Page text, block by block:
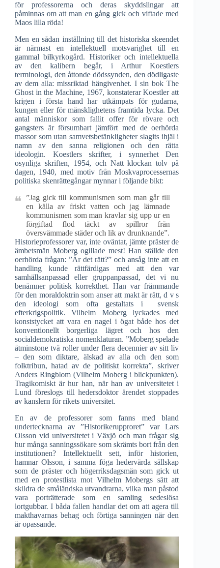
för professorerna och deras skyddslingar att
påminnas om att man en gång gick och viftade med
Maos lilla röda!
Men en sådan inställning till det historiska skeendet
är närmast en intellektuell motsvarighet till en
gammal bilkyrkogård. Historiker och intellektuella
av den kalibern begår, i Arthur Koestlers
terminologi, den åttonde dödssynden, den dödligaste
av dem alla: missriktad hängivenhet. I sin bok The
Ghost in the Machine, 1967, konstaterar Koestler att
krigen i första hand har utkämpats för gudarna,
kungen eller för mänsklighetens framtida lycka. Det
antal människor som fallit offer för rövare och
gangsters är försumbart jämfört med de oerhörda
massor som utan samvetsbetänkligheter slagits ihjäl i
namn av den sanna religionen och den rätta
ideologin. Koestlers skrifter, i synnerhet Den
osynliga skriften, 1954, och Natt klockan tolv på
dagen, 1940, med motiv från Moskvaprocessernas
politiska skenrättegångar mynnar i följande bikt:
”Jag gick till kommunismen som man går till
en källa av friskt vatten och jag lämnade
kommunismen som man kravlar sig upp ur en
förgiftad flod täckt av spillror från
översvämmade städer och lik av drunknande”.
Historieprofessorer var, inte oväntat, jämte präster de
ämbetsmän Moberg ogillade mest! Han ställde den
oerhörda frågan: ”Är det rätt?” och ansåg inte att en
handling kunde rättfärdigas med att den var
samhällsanpassad eller gruppanpassad, det vi nu
benämner politisk korrekthet. Han var främmande
för den moraldoktrin som anser att makt är rätt, d v s
den ideologi som ofta gestaltats i svensk
efterkrigspolitik. Vilhelm Moberg lyckades med
konststycket att vara en nagel i ögat både hos det
konventionellt borgerliga lägret och hos den
socialdemokratiska nomenklaturan. ”Moberg spelade
åtminstone två roller under flera decennier av sitt liv
– den som diktare, älskad av alla och den som
folktribun, hatad av de politiskt korrekta”, skriver
Anders Ringblom (Vilhelm Moberg i blickpunkten).
Tragikomiskt är hur han, när han av universitetet i
Lund föreslogs till hedersdoktor ärendet stoppades
av kanslern för rikets universitet.
En av de professorer som fanns med bland
undertecknarna av ”Historikerupproret” var Lars
Olsson vid universitetet i Växjö och man frågar sig
hur många sanningssökare som skrämts bort från den
institutionen? Intellektuellt sett, inför historien,
hamnar Olsson, i samma föga hedervärda sällskap
som de präster och högerriksdagsmän som gick ut
med en protestlista mot Vilhelm Mobergs sätt att
skildra de småländska utvandrarna, vilka man påstod
vara porträtterade som en samling sedeslösa
lortgubbar. I båda fallen handlar det om att agera till
makthavarnas behag och förtiga sanningen när den
är opassande.